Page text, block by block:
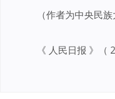
（作者为中央民
《 人民日报 》（